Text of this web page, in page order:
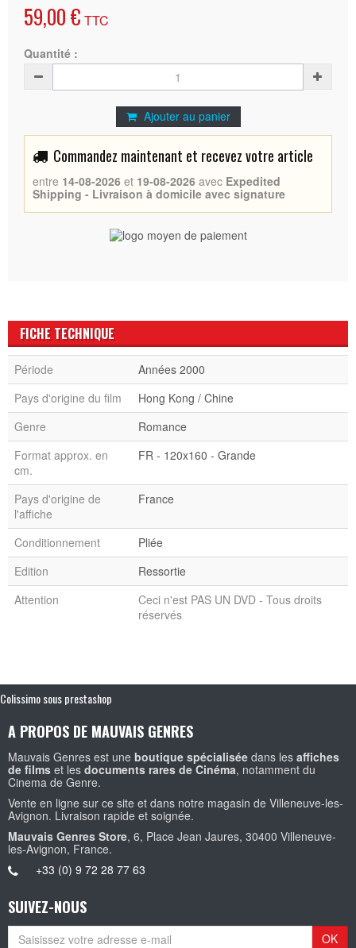
59,00 € TTC
Quantité :
Ajouter au panier
Commandez maintenant et recevez votre article
entre 14-08-2026 et 19-08-2026 avec Expedited
Shipping - Livraison à domicile avec signature
FICHE TECHNIQUE
Période
Années 2000
Pays d'origine du film
Hong Kong / Chine
Genre
Romance
Format approx. en
cm.
FR - 120x160 - Grande
Pays d'origine de
l'affiche
France
Conditionnement
Pliée
Edition
Ressortie
Attention
Ceci n'est PAS UN DVD - Tous droits
réservés
Colissimo sous prestashop
A PROPOS DE MAUVAIS GENRES
Mauvais Genres est une boutique spécialisée dans les affiches
de films et les documents rares de Cinéma, notamment du
Cinema de Genre.
Vente en ligne sur ce site et dans notre magasin de Villeneuve-les-
Avignon. Livraison rapide et soignée.
Mauvais Genres Store, 6, Place Jean Jaures, 30400 Villeneuve-
les-Avignon, France.
+33 (0) 9 72 28 77 63
SUIVEZ-NOUS
OK